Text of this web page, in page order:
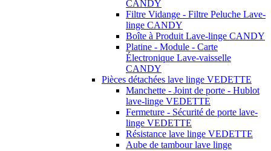
CANDY
Filtre Vidange - Filtre Peluche Lave-
linge CANDY
Boîte à Produit Lave-linge CANDY
Platine - Module - Carte
Électronique Lave-vaisselle
CANDY
Pièces détachées lave linge VEDETTE
Manchette - Joint de porte - Hublot
lave-linge VEDETTE
Fermeture - Sécurité de porte lave-
linge VEDETTE
Résistance lave linge VEDETTE
Aube de tambour lave linge